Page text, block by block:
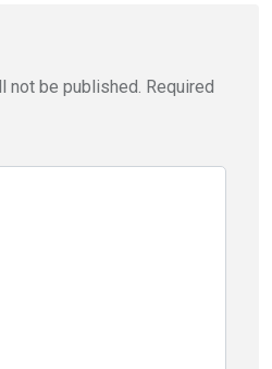
not be published. Required